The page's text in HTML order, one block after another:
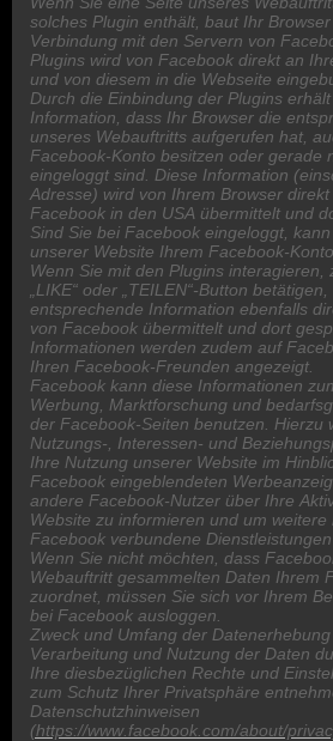
solches Plugin enthält, baut Ihr
Verbindung mit den Servern von
Plugins wird von Facebook direkt an
und von diesem in die Webseite
Durch die Einbindung der Plugins
Information, dass Ihr Browser die
unseres Webauftritts aufgerufen hat,
Facebook-Konto besitzen oder gerade
eingeloggt sind. Diese Information
Adresse) wird von Ihrem Browser
Facebook in den USA übermittelt und
Sind Sie bei Facebook eingeloggt,
unserer Website Ihrem Facebook-
Wenn Sie mit den Plugins interagieren,
„LIKE“ oder „TEILEN“-Button
entsprechende Information ebenfalls
von Facebook übermittelt und dort
Informationen werden zudem auf
Ihren Facebook-Freunden angezeigt.
Facebook kann diese Informationen
Werbung, Marktforschung und
der Facebook-Seiten benutzen. Hierzu
Nutzungs-, Interessen- und
Ihre Nutzung unserer Website im
Facebook eingeblendeten
andere Facebook-Nutzer über Ihre
Website zu informieren und um
Facebook verbundene
Wenn Sie nicht möchten, dass
Webauftritt gesammelten Daten Ihrem
zuordnet, müssen Sie sich vor Ihrem
bei Facebook ausloggen.
Zweck und Umfang der
Verarbeitung und Nutzung der Daten
Ihre diesbezüglichen Rechte und
zum Schutz Ihrer Privatsphäre
Datenschutzhinweisen
(https://www.facebook.com/about/